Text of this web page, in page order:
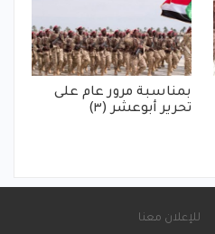
بمناسبة مرور عام على
تحرير أبوعشر (٣)
للإعلان معنا